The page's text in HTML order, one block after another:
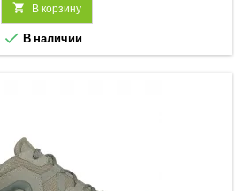
 В корзину
 В наличии